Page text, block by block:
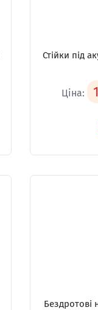
Стійки під
Ціна: